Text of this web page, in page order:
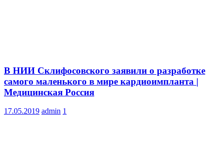
В НИИ Склифосовского заявили о разработке
самого маленького в мире кардиоимпланта |
Медицинская Россия
17.05.2019 admin 1